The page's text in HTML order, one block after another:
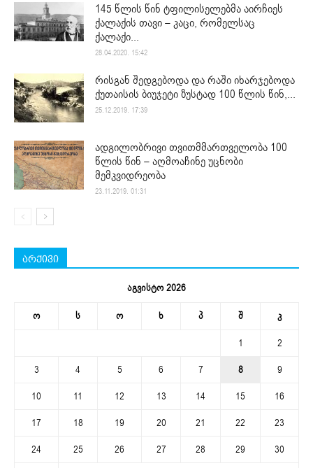
145 წლის წინ ტფილისელებმა აირჩიეს
ქალაქის თავი – კაცი, რომელსაც
ქალაქი...
28.04.2020. 15:42
რისგან შედგებოდა და რაში იხარჯებოდა
ქუთაისის ბიუჯეტი ზუსტად 100 წლის წინ,...
25.12.2019. 17:39
ადგილობრივი თვითმმართველობა 100
წლის წინ – აღმოაჩინე უცნობი
მემკვიდრეობა
23.11.2019. 01:31
არქივი
აგვისტო 2026
ო ს ო ხ პ შ კ
1
2
3
4 5 6 7 8
9
10
11 12 13 14 15
16
17
18 19 20 21 22
23
24
25 26 27 28 29
30